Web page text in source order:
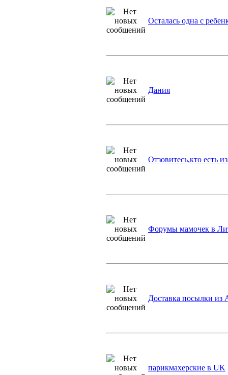
Осталась одна с
Дания
Отзовитесь,кто есть
Форумы мамочек в
Доставка посылки из
парикмахерские в UK